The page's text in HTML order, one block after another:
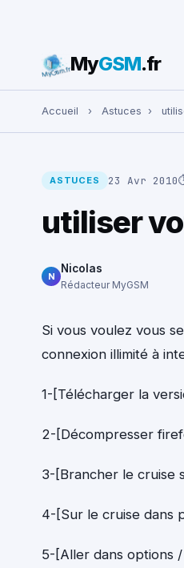
Rechercher :
MyGSM.fr
Accueil › Astuces ›
ASTUCES 23 Avr 2010
utiliser
N
Nicolas
Rédacteur MyGSM
Si vous voulez vous
connexion illimité à
1-[Télécharger la
2-[Décompresser
3-[Brancher le cruise
4-[Sur le cruise dans
5-[Aller dans options